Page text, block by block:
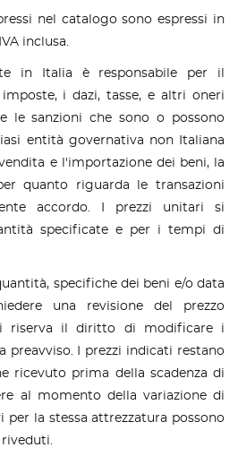
nel catalogo sono espressi in
inclusa.
in Italia è responsabile per il
i dazi, tasse, e altri oneri
le sanzioni che sono o possono
entità governativa non Italiana
e l'importazione dei beni, la
quanto riguarda le transazioni
accordo. I prezzi unitari si
specificate e per i tempi di
specifiche dei beni e/o data
una revisione del prezzo
riserva il diritto di modificare i
preavviso. I prezzi indicati restano
ricevuto prima della scadenza di
al momento della variazione di
per la stessa attrezzatura possono